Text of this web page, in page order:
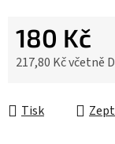
180 Kč
217,80 Kč včetně
Tisk